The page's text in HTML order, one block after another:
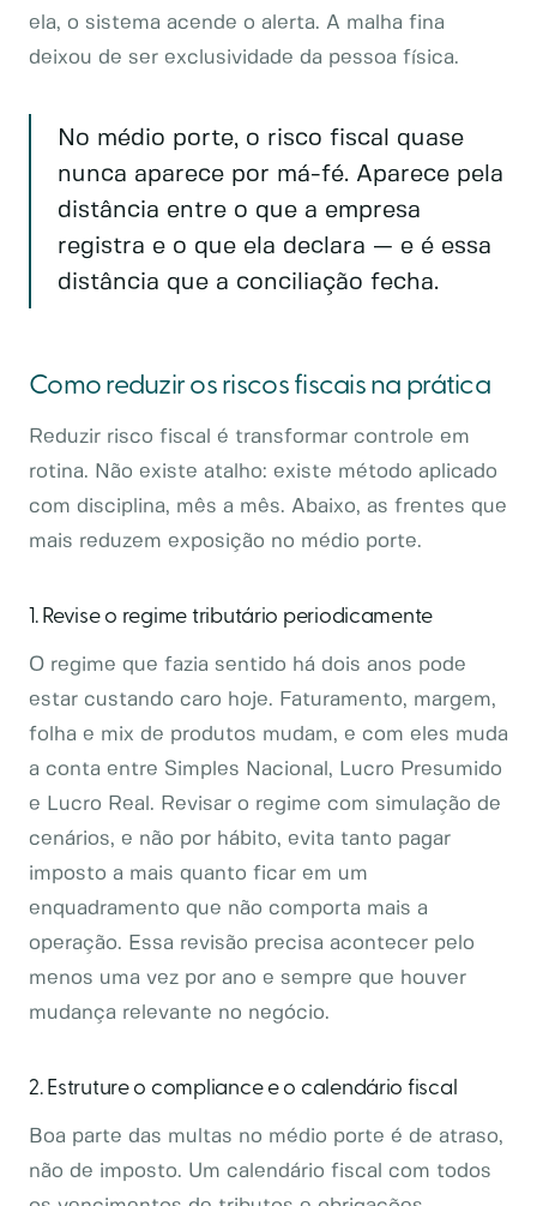
ela, o sistema acende o alerta. A malha fina
deixou de ser exclusividade da pessoa física.
No médio porte, o risco fiscal quase
nunca aparece por má-fé. Aparece pela
distância entre o que a empresa
registra e o que ela declara — e é essa
distância que a conciliação fecha.
Como reduzir os riscos fiscais na prática
Reduzir risco fiscal é transformar controle em
rotina. Não existe atalho: existe método aplicado
com disciplina, mês a mês. Abaixo, as frentes que
mais reduzem exposição no médio porte.
1. Revise o regime tributário periodicamente
O regime que fazia sentido há dois anos pode
estar custando caro hoje. Faturamento, margem,
folha e mix de produtos mudam, e com eles muda
a conta entre Simples Nacional, Lucro Presumido
e Lucro Real. Revisar o regime com simulação de
cenários, e não por hábito, evita tanto pagar
imposto a mais quanto ficar em um
enquadramento que não comporta mais a
operação. Essa revisão precisa acontecer pelo
menos uma vez por ano e sempre que houver
mudança relevante no negócio.
2. Estruture o compliance e o calendário fiscal
Boa parte das multas no médio porte é de atraso,
não de imposto. Um calendário fiscal com todos